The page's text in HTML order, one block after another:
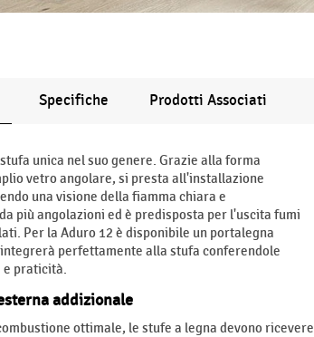
Specifiche Prodotti Associati
unica nel suo genere. Grazie alla forma
vetro angolare, si presta all'installazione
una visione della fiamma chiara e
più angolazioni ed è predisposta per l'uscita fumi
Per la Aduro 12 è disponibile un portalegna
perfettamente alla stufa conferendole
e praticità.
addizionale
ottimale, le stufe a legna devono ricevere